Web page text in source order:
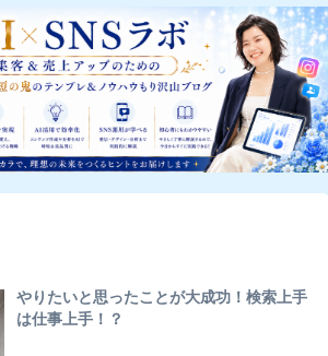
やりたいと思ったことが大成功！検索上手
は仕事上手！？